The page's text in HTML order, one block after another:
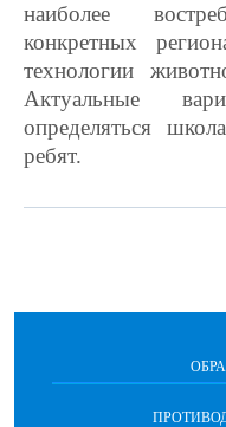
наиболее
конкретных
технологии
Актуальные
определяться
ребят.